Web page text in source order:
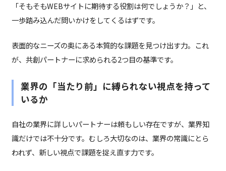
「そもそもWEBサイトに期待する役割は何でしょうか？」と、
一歩踏み込んだ問いかけをしてくるはずです。
表面的なニーズの奥にある本質的な課題を見つけ出す力。これ
が、共創パートナーに求められる2つ目の基準です。
業界の「当たり前」に縛られない視点を持って
いるか
自社の業界に詳しいパートナーは頼もしい存在ですが、業界知
識だけでは不十分です。むしろ大切なのは、業界の常識にとら
われず、新しい視点で課題を捉え直す力です。